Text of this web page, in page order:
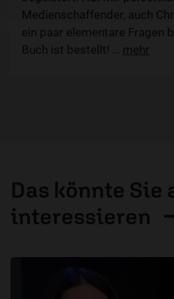
Medienschaffender, auch
ein paar elementare Fragen
Buch ist bestellt!
mehr
Das könnte Sie
interessieren